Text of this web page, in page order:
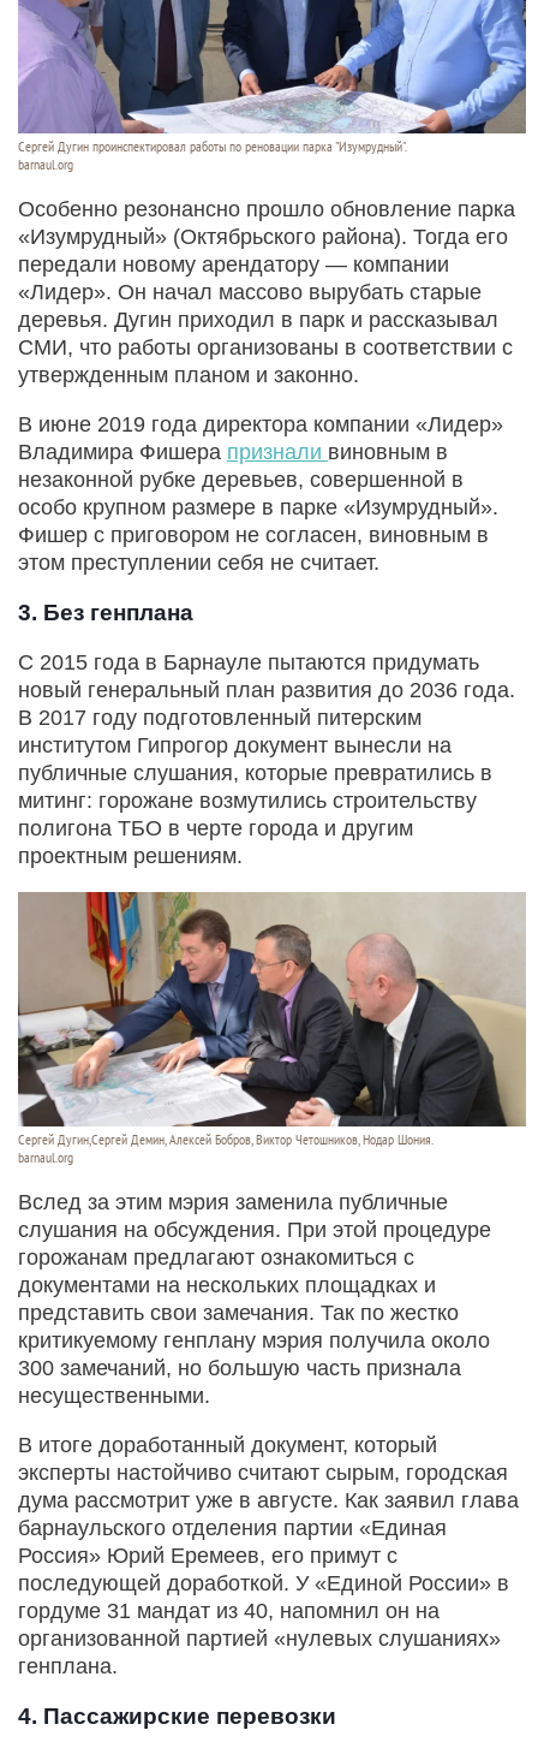
Сергей Дугин проинспектировал работы по реновации парка "Изумрудный".
barnaul.org
Особенно резонансно прошло обновление парка
«Изумрудный» (Октябрьского района). Тогда его
передали новому арендатору — компании
«Лидер». Он начал массово вырубать старые
деревья. Дугин приходил в парк и рассказывал
СМИ, что работы организованы в соответствии с
утвержденным планом и законно.
В июне 2019 года директора компании «Лидер»
Владимира Фишера признали виновным в
незаконной рубке деревьев, совершенной в
особо крупном размере в парке «Изумрудный».
Фишер с приговором не согласен, виновным в
этом преступлении себя не считает.
3. Без генплана
С 2015 года в Барнауле пытаются придумать
новый генеральный план развития до 2036 года.
В 2017 году подготовленный питерским
институтом Гипрогор документ вынесли на
публичные слушания, которые превратились в
митинг: горожане возмутились строительству
полигона ТБО в черте города и другим
проектным решениям.
Сергей Дугин,Сергей Демин, Алексей Бобров, Виктор Четошников, Нодар Шония.
barnaul.org
Вслед за этим мэрия заменила публичные
слушания на обсуждения. При этой процедуре
горожанам предлагают ознакомиться с
документами на нескольких площадках и
представить свои замечания. Так по жестко
критикуемому генплану мэрия получила около
300 замечаний, но большую часть признала
несущественными.
В итоге доработанный документ, который
эксперты настойчиво считают сырым, городская
дума рассмотрит уже в августе. Как заявил глава
барнаульского отделения партии «Единая
Россия» Юрий Еремеев, его примут с
последующей доработкой. У «Единой России» в
гордуме 31 мандат из 40, напомнил он на
организованной партией «нулевых слушаниях»
генплана.
4. Пассажирские перевозки